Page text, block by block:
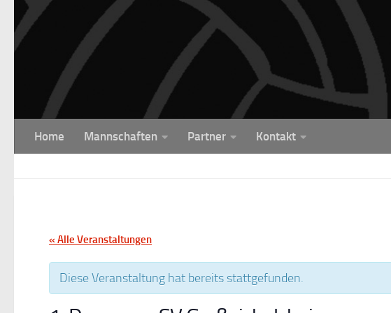
Unter dem Inhalt
Home Mannschaften Partner Kontakt
« Alle Veranstaltungen
Diese Veranstaltung hat bereits stattgefunden.